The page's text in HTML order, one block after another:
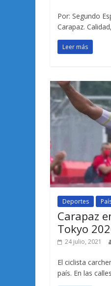
Por: Segundo
Carapaz. Calidad,
Leer más
Deportes
Carapaz
Tokyo
24 julio, 2021
El ciclista
país. En las